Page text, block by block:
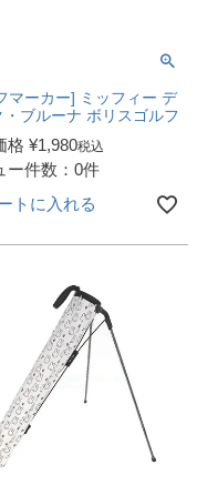
マーカー] ミッフィー デ
・ブルーナ ボリスゴルフ
格 ¥1,980税込
ー件数：0件
トに入れる